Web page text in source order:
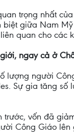
trọng nhất
giữa Nam
quan cho các
ngay cả ở
lượng người
Sự gia tăng
vốn đã
Công Giáo